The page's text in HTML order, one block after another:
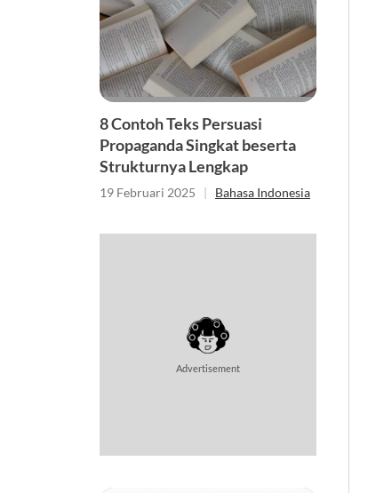
8 Contoh Teks Persuasi
Propaganda Singkat beserta
Strukturnya Lengkap
19 Februari 2025 | Bahasa Indonesia
Advertisement